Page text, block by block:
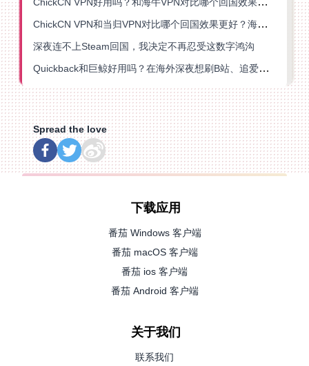
ChickCN VPN和当归VPN对比哪个回国效果更好？海外党亲测后选了它
深夜连不上Steam回国，我决定不再忍受这数字鸿沟
Quickback和巨鲸好用吗？在海外深夜想刷B站、追爱奇艺的你，或许正需要这份答案
Spread the love
下载应用
番茄 Windows 客户端
番茄 macOS 客户端
番茄 ios 客户端
番茄 Android 客户端
关于我们
联系我们